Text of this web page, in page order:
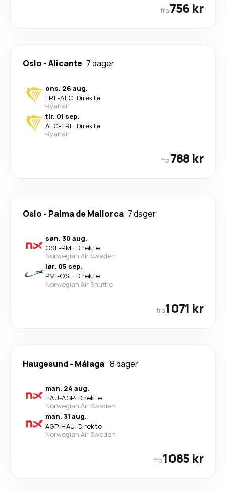
fra756 kr
Oslo -Alicante 7 dager
ons. 26 aug.
TRF-ALC· Direkte
Ryanair
tir. 01 sep.
ALC-TRF· Direkte
Ryanair
fra788 kr
Oslo - Palma de Mallorca 7 dager
søn. 30 aug.
OSL-PMI· Direkte
Norwegian Air Sweden
lør. 05 sep.
PMI-OSL· Direkte
Norwegian Air Shuttle
fra1071 kr
Haugesund- Málaga 8 dager
man. 24 aug.
HAU-AGP· Direkte
Norwegian Air Sweden
man. 31 aug.
AGP-HAU· Direkte
Norwegian Air Sweden
fra1085 kr